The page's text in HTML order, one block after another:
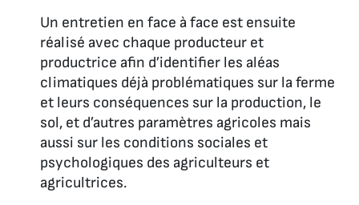
Un entretien en face à face est ensuite
réalisé avec chaque producteur et
productrice afin d’identifier les aléas
climatiques déjà problématiques sur la ferme
et leurs conséquences sur la production, le
sol, et d’autres paramètres agricoles mais
aussi sur les conditions sociales et
psychologiques des agriculteurs et
agricultrices.